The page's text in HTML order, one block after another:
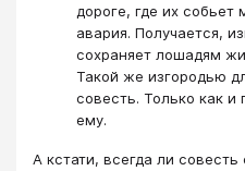
дороге, где их
авария. Получается,
сохраняет лошадям
Такой же изгородью
совесть. Только как
ему.
А кстати, всегда ли